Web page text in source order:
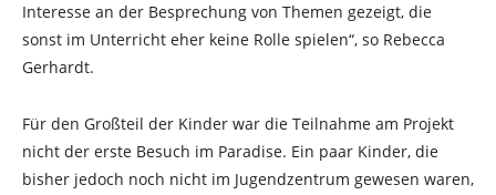
Interesse an der Besprechung von Themen gezeigt, die
sonst im Unterricht eher keine Rolle spielen“, so Rebecca
Gerhardt.
Für den Großteil der Kinder war die Teilnahme am Projekt
nicht der erste Besuch im Paradise. Ein paar Kinder, die
bisher jedoch noch nicht im Jugendzentrum gewesen waren,